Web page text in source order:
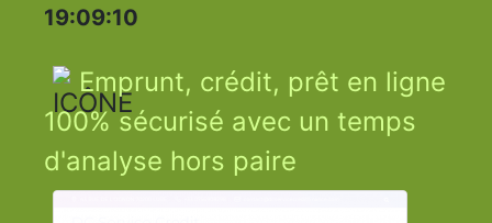
19:09:10
Emprunt, crédit, prêt en ligne
100% sécurisé avec un temps
d'analyse hors paire